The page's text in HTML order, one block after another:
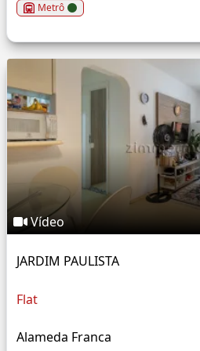
Metrô
Vídeo
JARDIM PAULISTA
Flat
Alameda Franca